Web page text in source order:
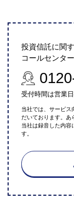
投資信託に関
コールセンタ
受付時間は営業
当社では、サービス
だいております。あ
当社は録音した内容
す。